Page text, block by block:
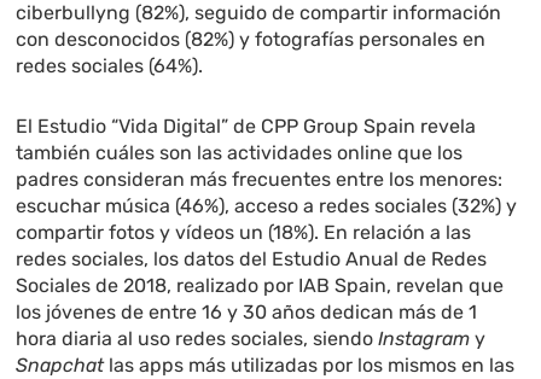
ciberbullyng (82%), seguido de compartir información
con desconocidos (82%) y fotografías personales en
redes sociales (64%).
El Estudio “Vida Digital” de CPP Group Spain revela
también cuáles son las actividades online que los
padres consideran más frecuentes entre los menores:
escuchar música (46%), acceso a redes sociales (32%) y
compartir fotos y vídeos un (18%). En relación a las
redes sociales, los datos del Estudio Anual de Redes
Sociales de 2018, realizado por IAB Spain, revelan que
los jóvenes de entre 16 y 30 años dedican más de 1
hora diaria al uso redes sociales, siendoInstagramy
Snapchatlas apps más utilizadas por los mismos en las